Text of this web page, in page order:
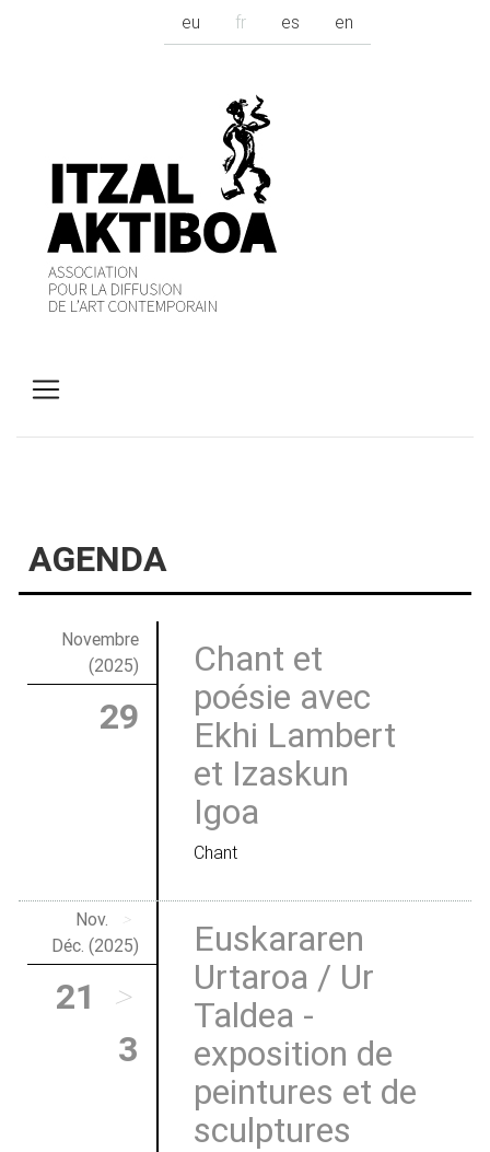
eu fr es en
AGENDA
Novembre
(2025)
29
Chant et
poésie avec
Ekhi Lambert
et Izaskun
Igoa
Chant
Nov.
>
Déc. (2025)
21
>
3
Euskararen
Urtaroa / Ur
Taldea -
exposition de
peintures et de
sculptures